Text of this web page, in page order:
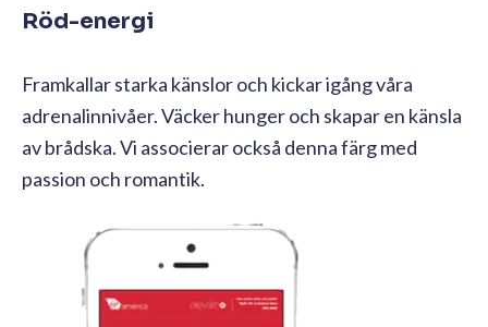
Röd-energi
Framkallar starka känslor och kickar igång våra
adrenalinnivåer. Väcker hunger och skapar en känsla
av brådska. Vi associerar också denna färg med
passion och romantik.